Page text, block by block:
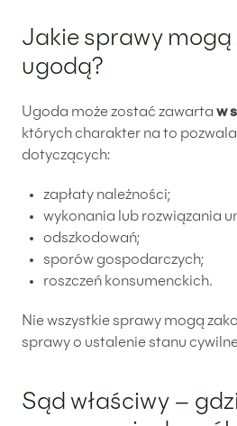
Jakie sprawy mogą
ugodą?
Ugoda może zostać zawarta w
których charakter na to
dotyczących:
zapłaty należności;
wykonania lub rozwiązania
odszkodowań;
sporów gospodarczych;
roszczeń konsumenckich.
Nie wszystkie sprawy mogą
sprawy o ustalenie stanu
Sąd właściwy –